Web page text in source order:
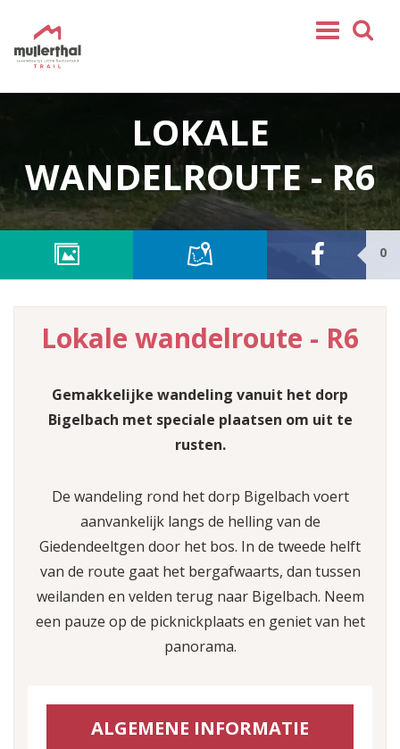
Mullerthal Trail
Tochten
Partner
Service
VOLG ONS
LOKALE
WANDELROUTE - R6
0
Lokale wandelroute - R6
Gemakkelijke wandeling vanuit het dorp
Bigelbach met speciale plaatsen om uit te
rusten.
De wandeling rond het dorp Bigelbach voert
aanvankelijk langs de helling van de
Giedendeeltgen door het bos. In de tweede helft
van de route gaat het bergafwaarts, dan tussen
weilanden en velden terug naar Bigelbach. Neem
een pauze op de picknickplaats en geniet van het
panorama.
ALGEMENE INFORMATIE